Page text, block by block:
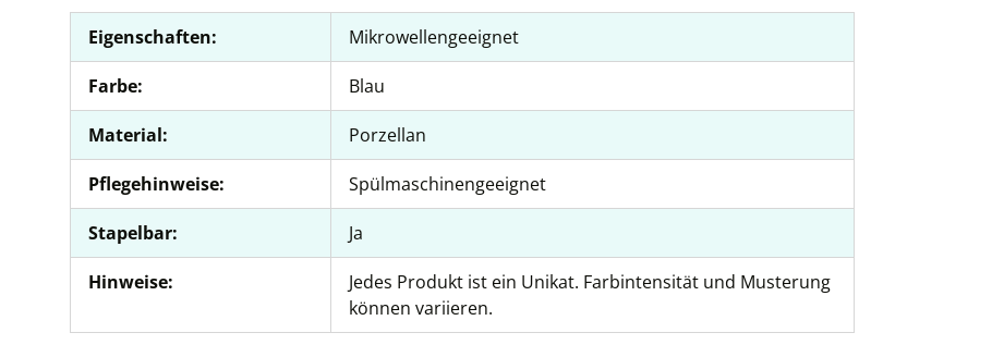
Eigenschaften: Mikrowellengeeignet
Farbe: Blau
Material: Porzellan
Pflegehinweise: Spülmaschinengeeignet
Stapelbar: Ja
Hinweise:
Jedes Produkt ist ein Unikat. Farbintensität und Musterung
können variieren.